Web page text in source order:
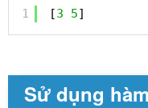
1 [3 5]
Sử dụng